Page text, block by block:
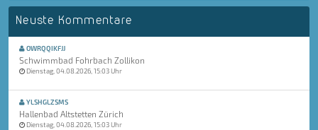
Neuste Kommentare
OWRQQIKFJJ
Schwimmbad Fohrbach Zollikon
Dienstag, 04.08.2026, 15:03 Uhr
YLSHGLZSMS
Hallenbad Altstetten Zürich
Dienstag, 04.08.2026, 15:03 Uhr